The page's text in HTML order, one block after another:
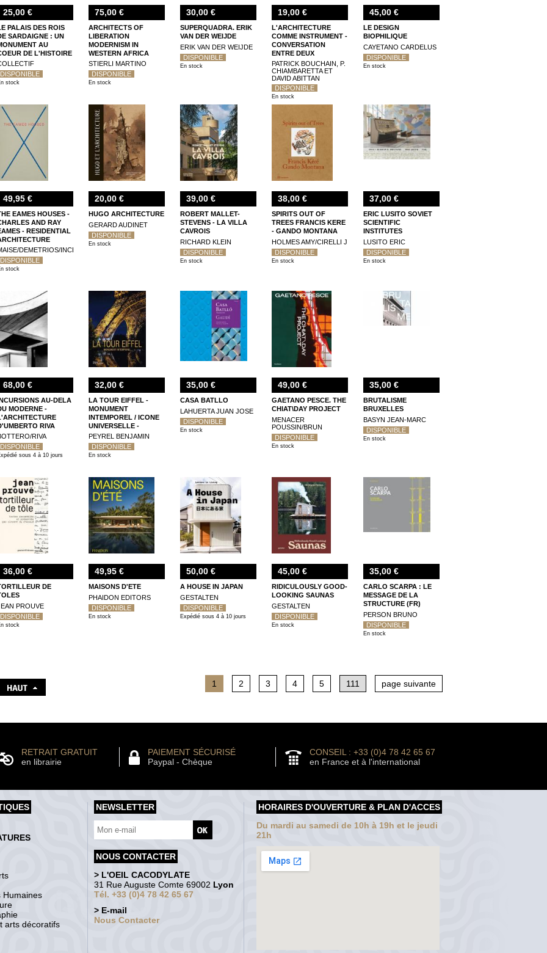
25,00 €
PALAIS DES ROIS
SARDAIGNE : UN
AU
DE L'HISTOIRE
MARALPINS
DISPONIBLE
stock
75,00 €
ARCHITECTS OF
LIBERATION
MODERNISM IN
WESTERN AFRICA
STIERLI MARTINO
DISPONIBLE
En stock
30,00 €
SUPERQUADRA. ERIK
VAN DER WEIJDE
ERIK VAN DER WEIJDE
DISPONIBLE
En stock
19,00 €
L'ARCHITECTURE
COMME INSTRUMENT -
CONVERSATION
ENTRE DEUX
ARCHITECTES
ICONOCLASTES
PATRICK BOUCHAIN, P.
CHIAMBARETTA ET
DAVID ABITTAN
DISPONIBLE
En stock
45,00 €
LE DESIGN
BIOPHILIQUE
CAYETANO CARDELUS
DISPONIBLE
En stock
49,95 €
EAMES HOUSES -
AND RAY
- RESIDENTIAL
DEMETRIOS/INCE
DISPONIBLE
stock
20,00 €
HUGO ARCHITECTURE
GERARD AUDINET
DISPONIBLE
En stock
39,00 €
ROBERT MALLET-
STEVENS - LA VILLA
CAVROIS
RICHARD KLEIN
DISPONIBLE
En stock
38,00 €
SPIRITS OUT OF
TREES FRANCIS KERE
- GANDO MONTANA
HOLMES AMY/CIRELLI J
DISPONIBLE
En stock
37,00 €
ERIC LUSITO SOVIET
SCIENTIFIC
INSTITUTES
LUSITO ERIC
DISPONIBLE
En stock
68,00 €
AU-DELA
MODERNE -
RIVA
RIVA
DISPONIBLE
sous 4 à 10 jours
32,00 €
LA TOUR EIFFEL -
MONUMENT
INTEMPOREL / ICONE
UNIVERSELLE -
NOUVELLE EDITION
PEYREL BENJAMIN
DISPONIBLE
En stock
35,00 €
CASA BATLLO
LAHUERTA JUAN JOSE
DISPONIBLE
En stock
49,00 €
GAETANO PESCE. THE
CHIAT\DAY PROJECT
MENACER
POUSSIN/BRUN
DISPONIBLE
En stock
35,00 €
BRUTALISME
BRUXELLES
BASYN JEAN-MARC
DISPONIBLE
En stock
36,00 €
DE
PROUVE
DISPONIBLE
stock
49,95 €
MAISONS D'ETE
PHAIDON EDITORS
DISPONIBLE
En stock
50,00 €
A HOUSE IN JAPAN
GESTALTEN
DISPONIBLE
Expédié sous 4 à 10 jours
45,00 €
RIDICULOUSLY GOOD-
LOOKING SAUNAS
GESTALTEN
DISPONIBLE
En stock
35,00 €
CARLO SCARPA : LE
MESSAGE DE LA
STRUCTURE (FR)
PERSON BRUNO
DISPONIBLE
En stock
1 2 3 4 5 111 page suivante
RETRAIT GRATUIT
en librairie
PAIEMENT SÉCURISÉ
Paypal - Chèque
CONSEIL : +33 (0)4 78 42 65 67
en France et à l'international
Humaines
arts décoratifs
NEWSLETTER
NOUS CONTACTER
> L'OEIL CACODYLATE
31 Rue Auguste Comte 69002 Lyon
Tél. +33 (0)4 78 42 65 67
> E-mail
Nous Contacter
HORAIRES D'OUVERTURE & PLAN D'ACCES
Du mardi au samedi de 10h à 19h et le jeudi
21h